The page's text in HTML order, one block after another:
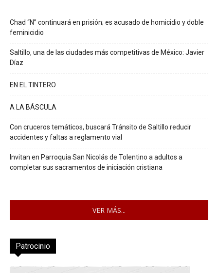
Chad “N” continuará en prisión; es acusado de homicidio y doble
feminicidio
Saltillo, una de las ciudades más competitivas de México: Javier
Díaz
EN EL TINTERO
A LA BÁSCULA
Con cruceros temáticos, buscará Tránsito de Saltillo reducir
accidentes y faltas a reglamento vial
Invitan en Parroquia San Nicolás de Tolentino a adultos a
completar sus sacramentos de iniciación cristiana
VER MÁS...
Patrocinio